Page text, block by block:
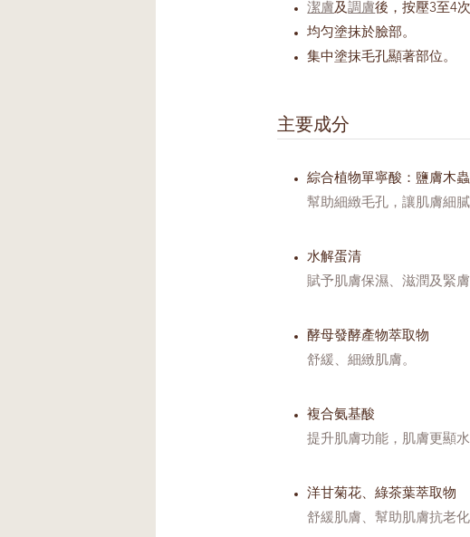
潔膚及調膚後，按壓3至4
均匀塗抹於臉部。
集中塗抹毛孔顯著部位。
主要成分
綜合植物單寧酸：鹽膚木
幫助細緻毛孔，讓肌膚細
水解蛋清
賦予肌膚保濕、滋潤及緊膚
酵母發酵產物萃取物
舒緩、細緻肌膚。
複合氨基酸
提升肌膚功能，肌膚更顯水
洋甘菊花、綠茶葉萃取物
舒緩肌膚、幫助肌膚抗老化